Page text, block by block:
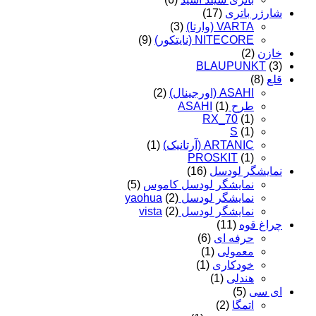
شارژر باتری (17)
VARTA (وارتا)
(3)
NITECORE (نایتکور)
(9)
خازن (2)
BLAUPUNKT (3)
قلع (8)
ASAHI (اورجینال)
(2)
طرح ASAHI (1)
RX_70 (1)
S (1)
ARTANIC (آرتانیک)
(1)
PROSKIT (1)
نمایشگر لودسل (16)
نمایشگر لودسل کاموس (5)
نمایشگر لودسل yaohua (2)
نمایشگر لودسل vista (2)
چراغ قوه (11)
حرفه ای (6)
معمولی (1)
خودکاری (1)
هندلی (1)
ای سی (5)
اتمگا (2)